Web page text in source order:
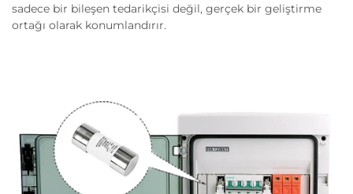
sadece bir bileşen tedarikçisi değil, gerçek bir geliştirme
ortağı olarak konumlandırır.